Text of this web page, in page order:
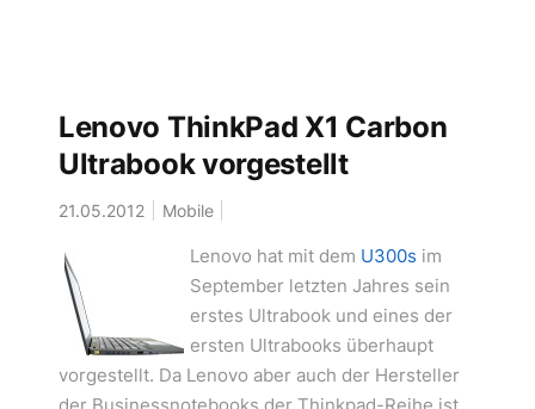
Lenovo ThinkPad X1 Carbon
Ultrabook vorgestellt
21.05.2012 Mobile
Lenovo hat mit dem U300s im
September letzten Jahres sein
erstes Ultrabook und eines der
ersten Ultrabooks überhaupt
vorgestellt. Da Lenovo aber auch der Hersteller
der Businessnotebooks der Thinkpad-Reihe ist,